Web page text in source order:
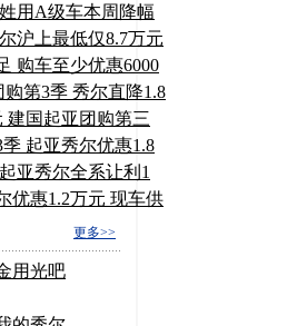
用A级车本周降幅
沪上最低仅8.7万元
购车至少优惠6000
第3季 秀尔直降1.8
建国起亚团购第三
起亚秀尔优惠1.8
亚秀尔全系让利1
优惠1.2万元 现车供
更多>>
用光吧